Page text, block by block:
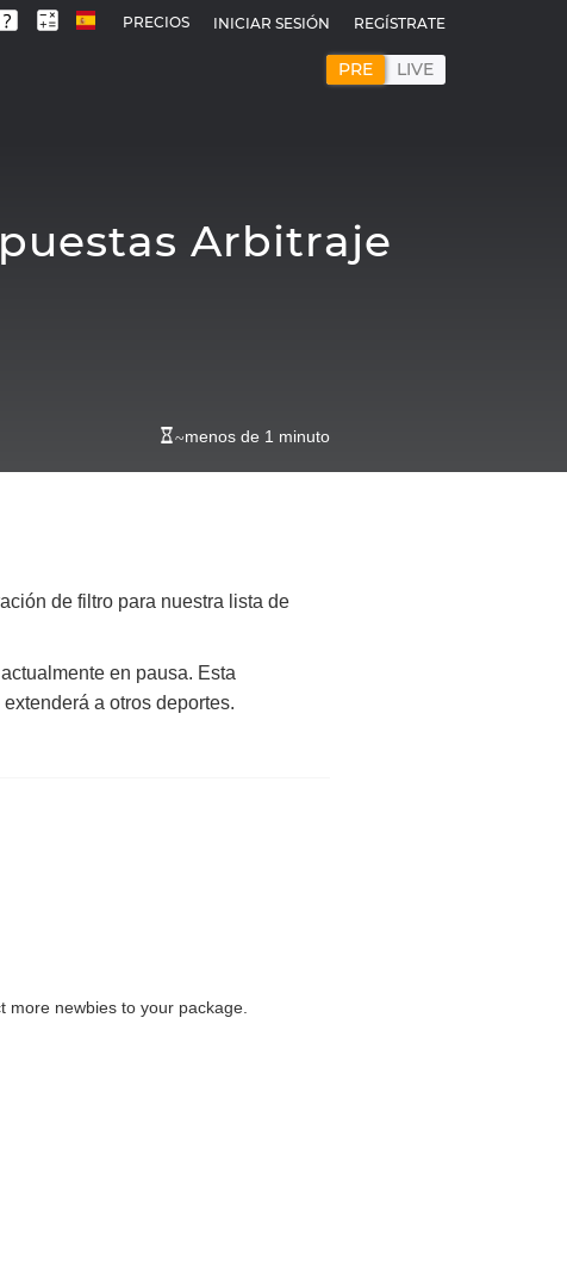
PRECIOS INICIAR SESIÓN REGÍSTRATE
PRE LIVE
Arbitraje
~menos de 1 minuto
de filtro para nuestra lista de
en pausa. Esta
a otros deportes.
newbies to your package.